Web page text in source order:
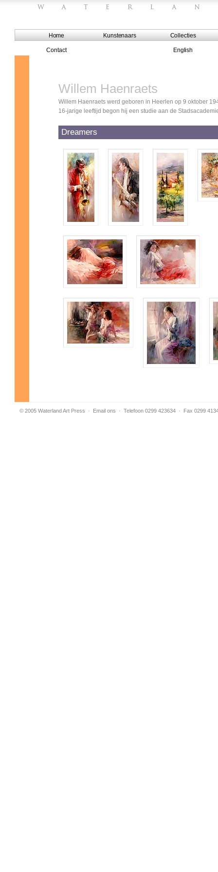
Home Kunstenaars Collecties
Contact English
Willem Haenraets
Willem Haenraets werd geboren in Heerlen op 9 oktober
16-jarige leeftijd begon hij een studie aan de
Dreamers
© 2005 Waterland Art Press · Email ons · Telefoon 0299 423634 · Fax 0299